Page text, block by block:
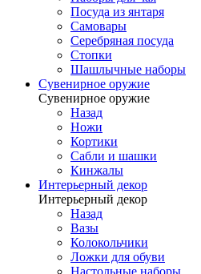
Посуда из янтаря
Самовары
Серебряная посуда
Стопки
Шашлычные наборы
Сувенирное оружие
Сувенирное оружие
Назад
Ножи
Кортики
Сабли и шашки
Кинжалы
Интерьерный декор
Интерьерный декор
Назад
Вазы
Колокольчики
Ложки для обуви
Настольные наборы